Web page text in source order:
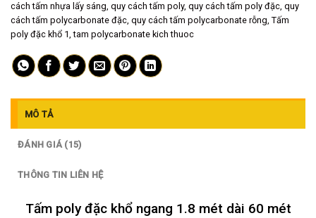
cách tấm nhựa lấy sáng, quy cách tấm poly, quy cách tấm poly đặc, quy
cách tấm polycarbonate đặc, quy cách tấm polycarbonate rỗng, Tấm
poly đặc khổ 1,tam polycarbonate kich thuoc
MÔ TẢ
ĐÁNH GIÁ (15)
THÔNG TIN LIÊN HỆ
Tấm poly đặc khổ ngang 1.8 mét dài 60 mét